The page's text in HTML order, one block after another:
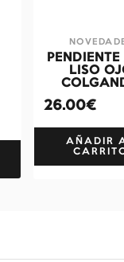
LISO
26.00€
AÑADIR